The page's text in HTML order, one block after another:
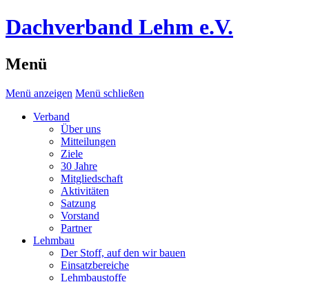
Dachverband Lehm e.V.
Menü
Menü anzeigen Menü schließen
Verband
Über uns
Mitteilungen
Ziele
30 Jahre
Mitgliedschaft
Aktivitäten
Satzung
Vorstand
Partner
Lehmbau
Der Stoff, auf den wir bauen
Einsatzbereiche
Lehmbaustoffe